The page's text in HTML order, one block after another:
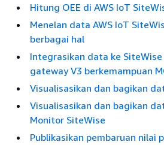
Hitung OEE di AWS IoT
Menelan data AWS IoT
berbagai hal
Integrasikan data ke
gateway V3 berkemampuan
Visualisasikan dan bagikan
Visualisasikan dan bagikan
Monitor SiteWise
Publikasikan pembaruan nilai